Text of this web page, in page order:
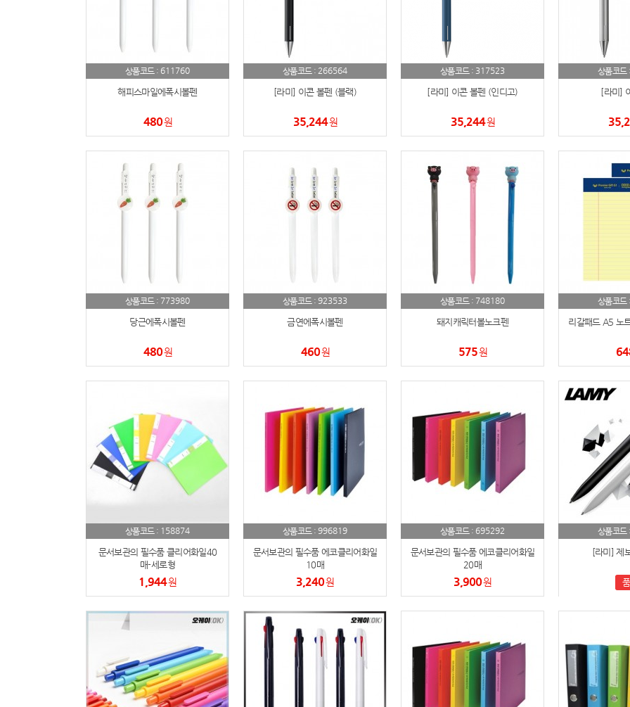
28 AP-100150
AP-100084
AP-100062
양심판촉
7
9 파우치
AP-100125
13 송월타올
15 AP-100025
쿠션
AP-100050
상품코드 : 611760
해피스마일에폭시볼펜
480원
상품코드 : 266564
[라미] 이콘 볼펜 (블랙)
35,244원
상품코드 : 317523
[라미] 이콘 볼펜 (인디고)
35,244원
상품코드
[라미]
상품코드 : 773980
당근에폭시볼펜
480원
상품코드 : 923533
금연에폭시볼펜
460원
상품코드 : 748180
돼지캐릭터볼노크펜
575원
상품코드
리갈패드 A5 노
상품코드 : 158874
문서보관의 필수품 클리어화일40
매-세로형
1,944원
상품코드 : 996819
문서보관의 필수품 에코클리어화일
10매
3,240원
상품코드 : 695292
문서보관의 필수품 에코클리어화일
20매
3,900원
상품코드
[라미] 제